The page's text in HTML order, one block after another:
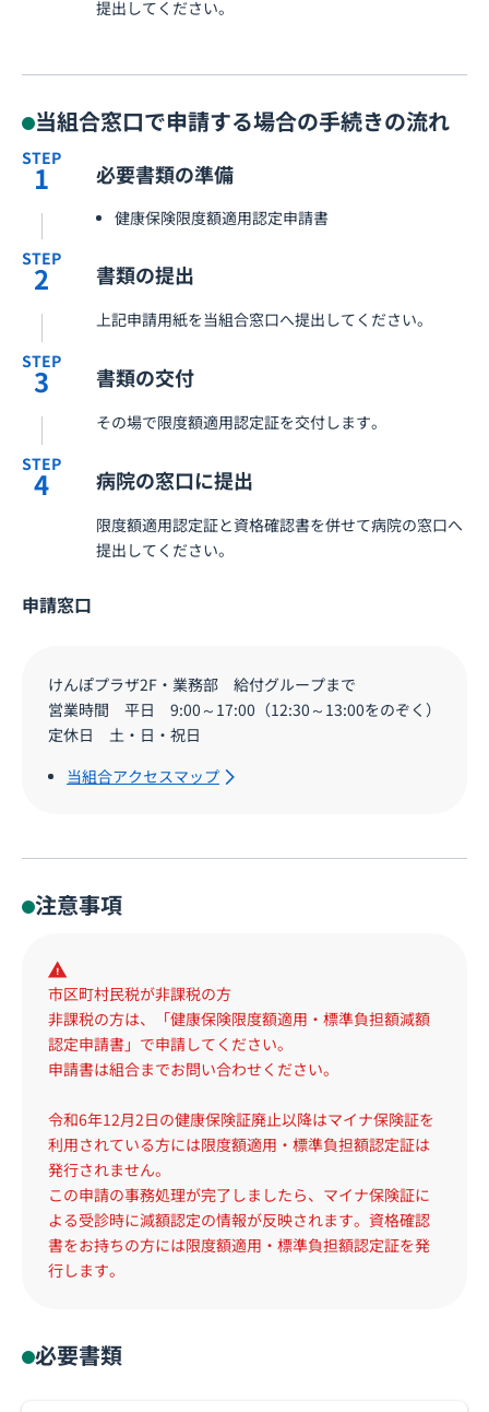
提出してください。
当組合窓口で申請する場合の手続きの流れ
STEP
1 必要書類の準備
健康保険限度額適用認定申請書
STEP
2 書類の提出
上記申請用紙を当組合窓口へ提出してください。
STEP
3 書類の交付
その場で限度額適用認定証を交付します。
STEP
4 病院の窓口に提出
限度額適用認定証と資格確認書を併せて病院の窓口へ
提出してください。
申請窓口
けんぽプラザ2F・業務部 給付グループまで
営業時間 平日 9:00～17:00（12:30～13:00をのぞく）
定休日 土・日・祝日
当組合アクセスマップ
注意事項
市区町村民税が非課税の方
非課税の方は、「健康保険限度額適用・標準負担額減額
認定申請書」で申請してください。
申請書は組合までお問い合わせください。
令和6年12月2日の健康保険証廃止以降はマイナ保険証を
利用されている方には限度額適用・標準負担額認定証は
発行されません。
この申請の事務処理が完了しましたら、マイナ保険証に
よる受診時に減額認定の情報が反映されます。資格確認
書をお持ちの方には限度額適用・標準負担額認定証を発
行します。
必要書類